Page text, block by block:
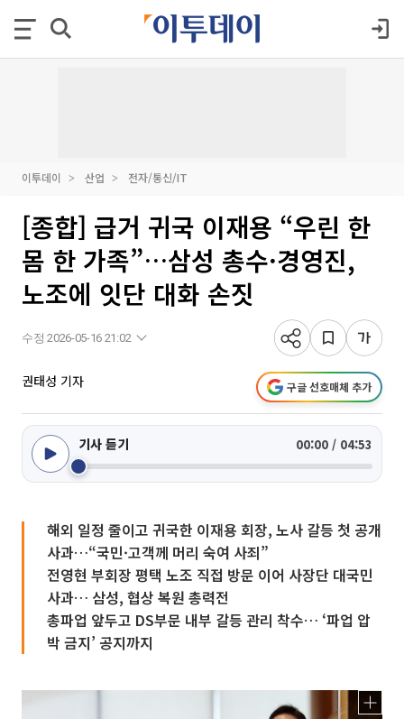
이투데이 산업 전자/통신/IT
[종합] 급거 귀국 이재용 “우린 한
몸 한 가족”…삼성 총수·경영진,
노조에 잇단 대화 손짓
수정 2026-05-16 21:02
권태성 기자 구글 선호매체 추가
기사 듣기 00:00 / 04:53
해외 일정 줄이고 귀국한 이재용 회장, 노사 갈등 첫 공개
사과…“국민·고객께 머리 숙여 사죄”
전영현 부회장 평택 노조 직접 방문 이어 사장단 대국민
사과… 삼성, 협상 복원 총력전
총파업 앞두고 DS부문 내부 갈등 관리 착수… ‘파업 압
박 금지’ 공지까지